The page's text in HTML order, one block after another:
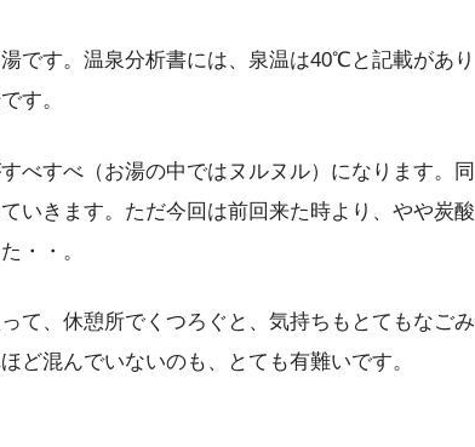
です。温泉分析書には、泉温は40℃と記載があり
す。
べすべ（お湯の中ではヌルヌル）になります。同
いきます。ただ今回は前回来た時より、やや炭酸
・・。
て、休憩所でくつろぐと、気持ちもとてもなごみ
ど混んでいないのも、とても有難いです。